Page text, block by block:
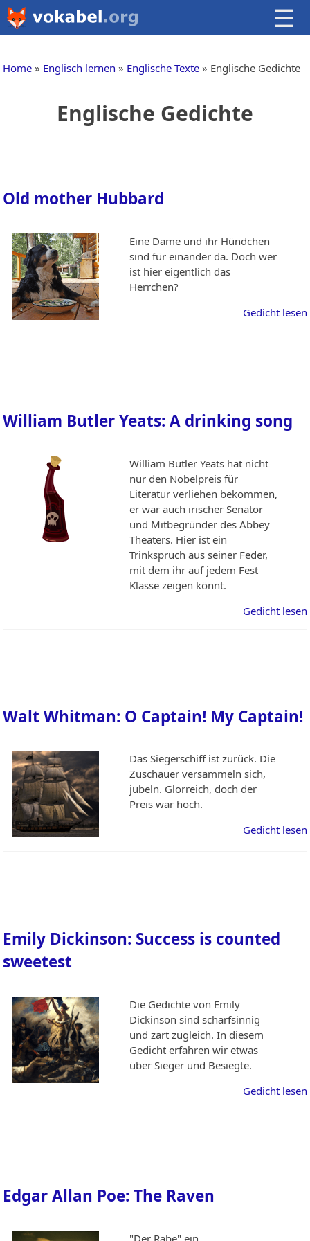
☰
Home Englisch lernen Englische Texte Englische Gedichte
Englische Gedichte
Old mother Hubbard
Eine Dame und ihr Hündchen
sind für einander da. Doch wer
ist hier eigentlich das
Herrchen?
Gedicht lesen
William Butler Yeats: A drinking song
William Butler Yeats hat nicht
nur den Nobelpreis für
Literatur verliehen bekommen,
er war auch irischer Senator
und Mitbegründer des Abbey
Theaters. Hier ist ein
Trinkspruch aus seiner Feder,
mit dem ihr auf jedem Fest
Klasse zeigen könnt.
Gedicht lesen
Walt Whitman: O Captain! My Captain!
Das Siegerschiff ist zurück. Die
Zuschauer versammeln sich,
jubeln. Glorreich, doch der
Preis war hoch.
Gedicht lesen
Emily Dickinson: Success is counted
sweetest
Die Gedichte von Emily
Dickinson sind scharfsinnig
und zart zugleich. In diesem
Gedicht erfahren wir etwas
über Sieger und Besiegte.
Gedicht lesen
Edgar Allan Poe: The Raven
"Der Rabe" ein